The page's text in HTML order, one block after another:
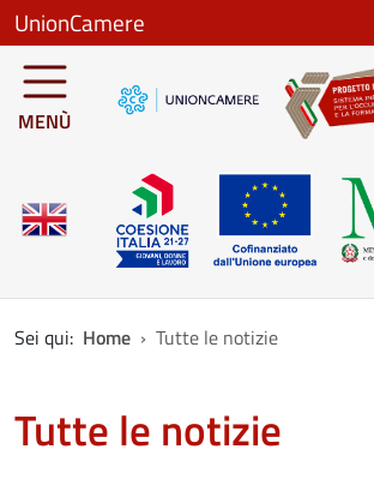
Salta al contenuto principale
UnionCamere
MENÙ
Sei qui: Home Tutte le notizie
Tutte le notizie